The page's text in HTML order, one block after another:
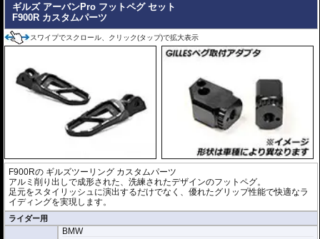
ギルズ アーバンPro フットペグ セット
F900R カスタムパーツ
スワイプでスクロール、クリック(タップ)で拡大表示
F900Rの ギルズツーリング カスタムパーツ
アルミ削り出しで成形された、洗練されたデザインのフットペグ。
足元をスタイリッシュに演出するだけでなく、優れたグリップ性能で快適なラ
イディングを実現します。
ライダー用
BMW